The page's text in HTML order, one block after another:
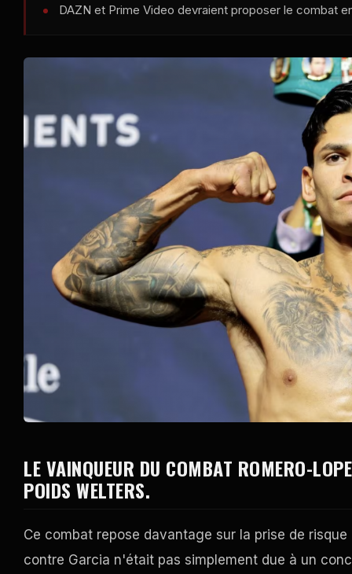
DAZN et Prime Video devraient proposer le combat
LE VAINQUEUR DU COMBAT ROMERO-
POIDS WELTERS.
Ce combat repose davantage sur la prise de
contre Garcia n'était pas simplement due à un